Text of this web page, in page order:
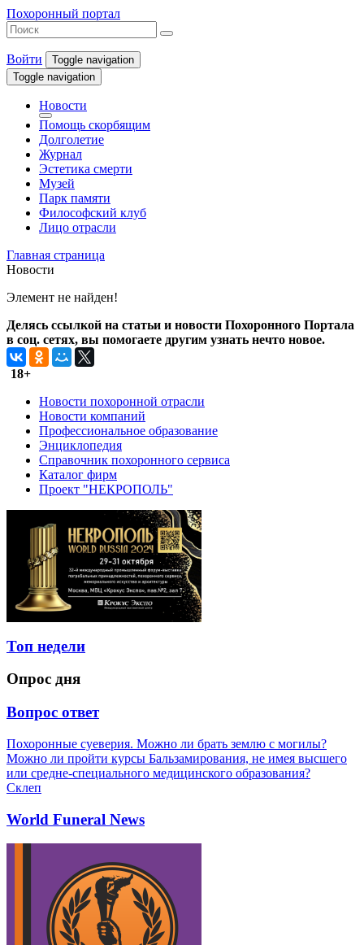
Похоронный портал
Войти
Toggle navigation
Toggle navigation
Новости
Помощь скорбящим
Долголетие
Журнал
Эстетика смерти
Музей
Парк памяти
Философский клуб
Лицо отрасли
Главная страница
Новости
Элемент не найден!
Делясь ссылкой на статьи и новости Похоронного Портала
в соц. сетях, вы помогаете другим узнать нечто новое.
18+
Новости похоронной отрасли
Новости компаний
Профессиональное образование
Энциклопедия
Справочник похоронного сервиса
Каталог фирм
Проект "НЕКРОПОЛЬ"
Топ недели
Опрос дня
Вопрос ответ
Похоронные суеверия. Можно ли брать землю с могилы?
Можно ли пройти курсы Бальзамирования, не имея высшего
или средне-специального медицинского образования?
Склеп
World Funeral News